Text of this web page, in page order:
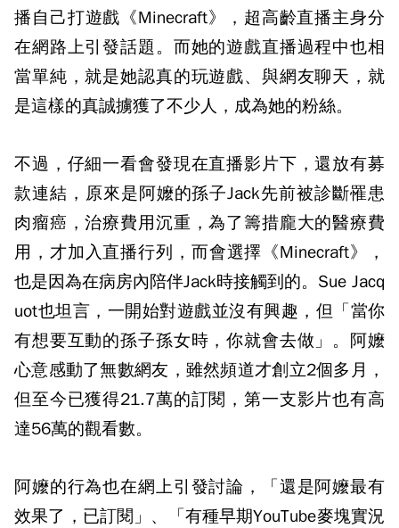
播自己打遊戲《Minecraft》，超高齡直播主身分
在網路上引發話題。而她的遊戲直播過程中也相
當單純，就是她認真的玩遊戲、與網友聊天，就
是這樣的真誠擄獲了不少人，成為她的粉絲。
不過，仔細一看會發現在直播影片下，還放有募
款連結，原來是阿嬤的孫子Jack先前被診斷罹患
肉瘤癌，治療費用沉重，為了籌措龐大的醫療費
用，才加入直播行列，而會選擇《Minecraft》，
也是因為在病房內陪伴Jack時接觸到的。Sue Jacq
uot也坦言，一開始對遊戲並沒有興趣，但「當你
有想要互動的孫子孫女時，你就會去做」。阿嬤
心意感動了無數網友，雖然頻道才創立2個多月，
但至今已獲得21.7萬的訂閱，第一支影片也有高
達56萬的觀看數。
阿嬤的行為也在網上引發討論，「還是阿嬤最有
效果了，已訂閱」、「有種早期YouTube麥塊實況